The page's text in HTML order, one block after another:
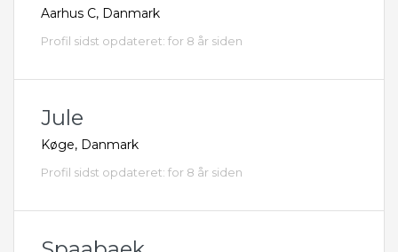
Aarhus C, Danmark
Profil sidst opdateret: for 8 år siden
Jule
Køge, Danmark
Profil sidst opdateret: for 8 år siden